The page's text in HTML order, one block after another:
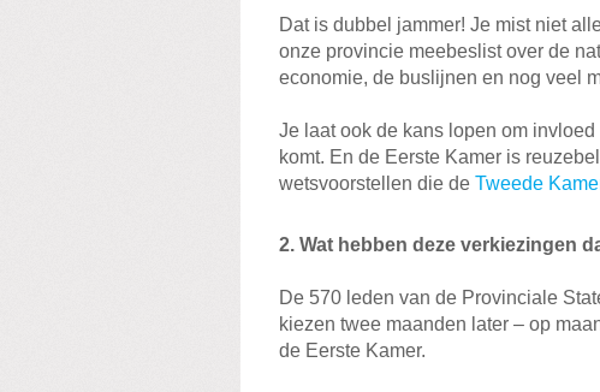
Dat is dubbel jammer! Je mist niet
onze provincie meebeslist over de
economie, de buslijnen en nog veel
Je laat ook de kans lopen om
komt. En de Eerste Kamer is
wetsvoorstellen die de Tweede
2. Wat hebben deze verkiezingen
De 570 leden van de Provinciale
kiezen twee maanden later – op
de Eerste Kamer.